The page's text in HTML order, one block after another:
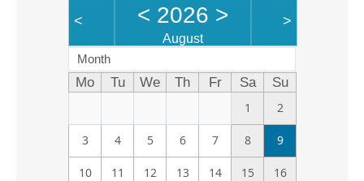
< < 2026 >
August
>
Month
Mo Tu We Th Fr Sa
Su
1
2
3 4 5 6 7 8 9
10 11 12 13 14 15 16